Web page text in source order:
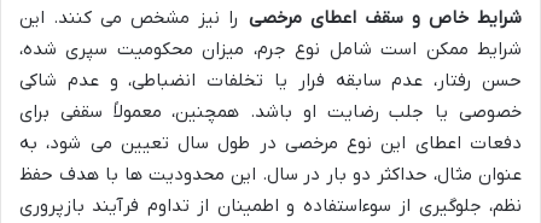
شرایط خاص و سقف اعطای مرخصی را نیز مشخص می کنند. این
شرایط ممکن است شامل نوع جرم، میزان محکومیت سپری شده،
حسن رفتار، عدم سابقه فرار یا تخلفات انضباطی، و عدم شاکی
خصوصی یا جلب رضایت او باشد. همچنین، معمولاً سقفی برای
دفعات اعطای این نوع مرخصی در طول سال تعیین می شود، به
عنوان مثال، حداکثر دو بار در سال. این محدودیت ها با هدف حفظ
نظم، جلوگیری از سوءاستفاده و اطمینان از تداوم فرآیند بازپروری